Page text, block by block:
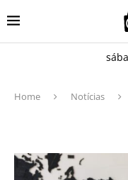
Home Notícias